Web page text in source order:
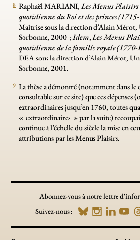
8 Raphaël MARIANI,Les Menus
quotidienne du Roi et des princes
Maîtrise sous la direction d’Alain Mérot,
Sorbonne, 2000 ;Idem,Les Menus
quotidienne de la famille royale (1770-
DEA sous la direction d’Alain Mérot,
Sorbonne, 2001.
9 La thèse a démontré (notamment dans le
consultable sur ce site) que ces dépenses
extraordinaires jusqu’en 1760, toutes
« extraordinaires » par la suite)
continue à l’échelle du siècle la mise en
attributions par les Menus Plaisirs.
Abonnez-vous à notre lettre
Suivez-nous :